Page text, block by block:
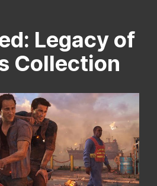
Legacy of
Collection